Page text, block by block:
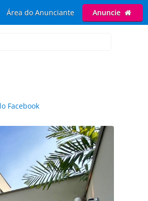
Área do Anunciante Anuncie
Facebook